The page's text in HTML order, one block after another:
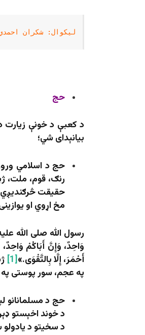
لیکوال: شکران
حج
د کعبې د خونې زیارت
بیانېدای شي؛
حج د اسلامي
رنګ، قوم، ملت،
حقیقت
مخ اړوي او
رسول الله صلی الله
وَاحِدٌ، وَإِنَّ أَبَاكُمْ
أَحْمَرَ، إِلَّا بِالتَّقْوَى.»[1]
په عجم، سور پوستی په
حج د مسلمانانو
د خوند اخېستو
د سخیتو د